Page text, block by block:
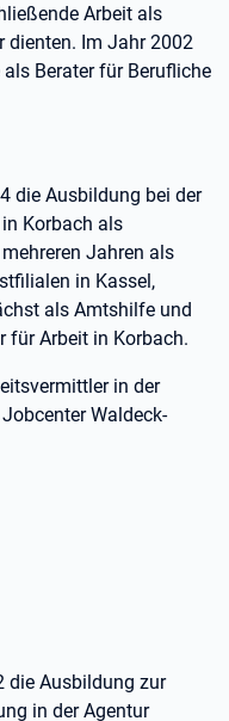
Arbeit als
dienten. Im Jahr 2002
Berater für Berufliche
die Ausbildung bei der
Korbach als
Jahren als
in Kassel,
als Amtshilfe und
für Arbeit in Korbach.
in der
Waldeck-
die Ausbildung zur
in der Agentur